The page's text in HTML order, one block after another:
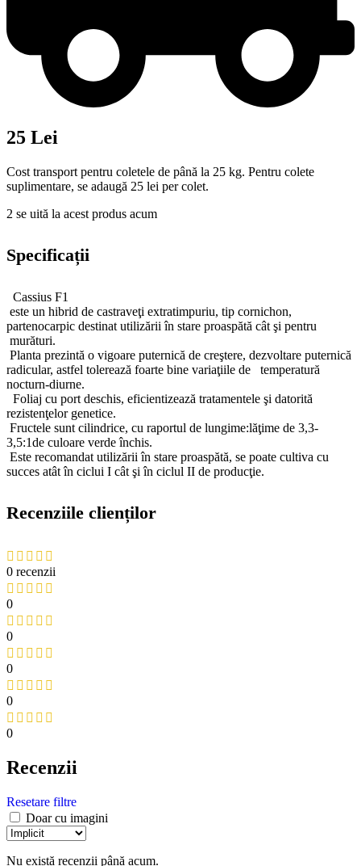
25 Lei
Cost transport pentru coletele de până la 25 kg. Pentru colete
suplimentare, se adaugă 25 lei per colet.
2 se uită la acest produs acum
Specificații
Cassius F1
este un hibrid de castraveţi extratimpuriu, tip cornichon,
partenocarpic destinat utilizării în stare proaspătă cât şi pentru
murături.
Planta prezintă o vigoare puternică de creştere, dezvoltare puternică
radicular, astfel tolerează foarte bine variaţiile de temperatură
nocturn-diurne.
Foliaj cu port deschis, eficientizează tratamentele şi datorită
rezistenţelor genetice.
Fructele sunt cilindrice, cu raportul de lungime:lăţime de 3,3-
3,5:1de culoare verde închis.
Este recomandat utilizării în stare proaspătă, se poate cultiva cu
succes atât în ciclui I cât şi în ciclul II de producţie.
Recenziile clienților
0 recenzii
0
0
0
0
0
Recenzii
Resetare filtre
Doar cu imagini
Nu există recenzii până acum.